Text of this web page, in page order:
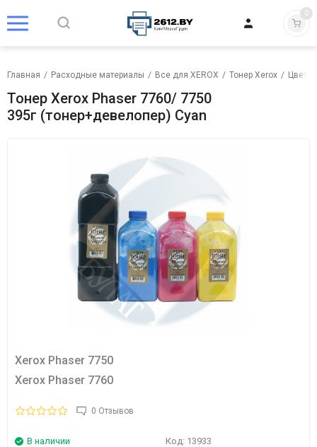
0
Главная / Расходные материалы / Все для XEROX / Тонер Xerox /
Тонер Xerox Phaser 7760/ 7750
395г (тонер+девелопер) Cyan
Xerox Phaser 7750
Xerox Phaser 7760
0 Отзывов
В наличии Код: 13933